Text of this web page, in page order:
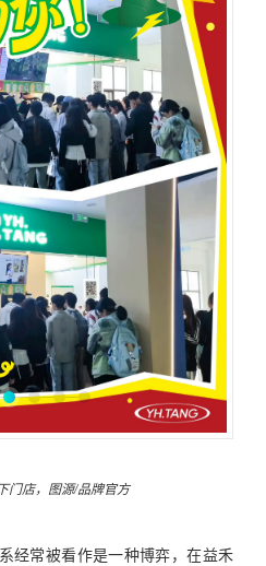
门店，图源/品牌官方
经常被看作是一种博弈，在益禾